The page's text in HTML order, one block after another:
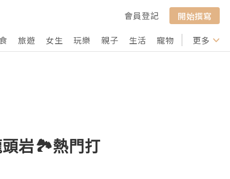
會員登記
開始撰寫
旅遊 女生 玩樂 親子 生活 寵物 行山 打卡
更多
頭岩🏞️熱門打